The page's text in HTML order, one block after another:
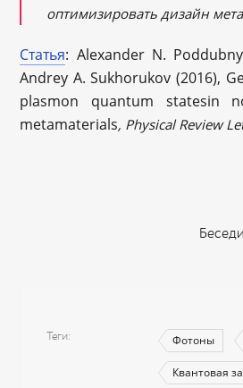
оптимизировать дизайн
Статья: Alexander N.
Andrey A. Sukhorukov (2016),
plasmon quantum statesin
metamaterials, Physical Review
Теги Фотоны
Квантовая